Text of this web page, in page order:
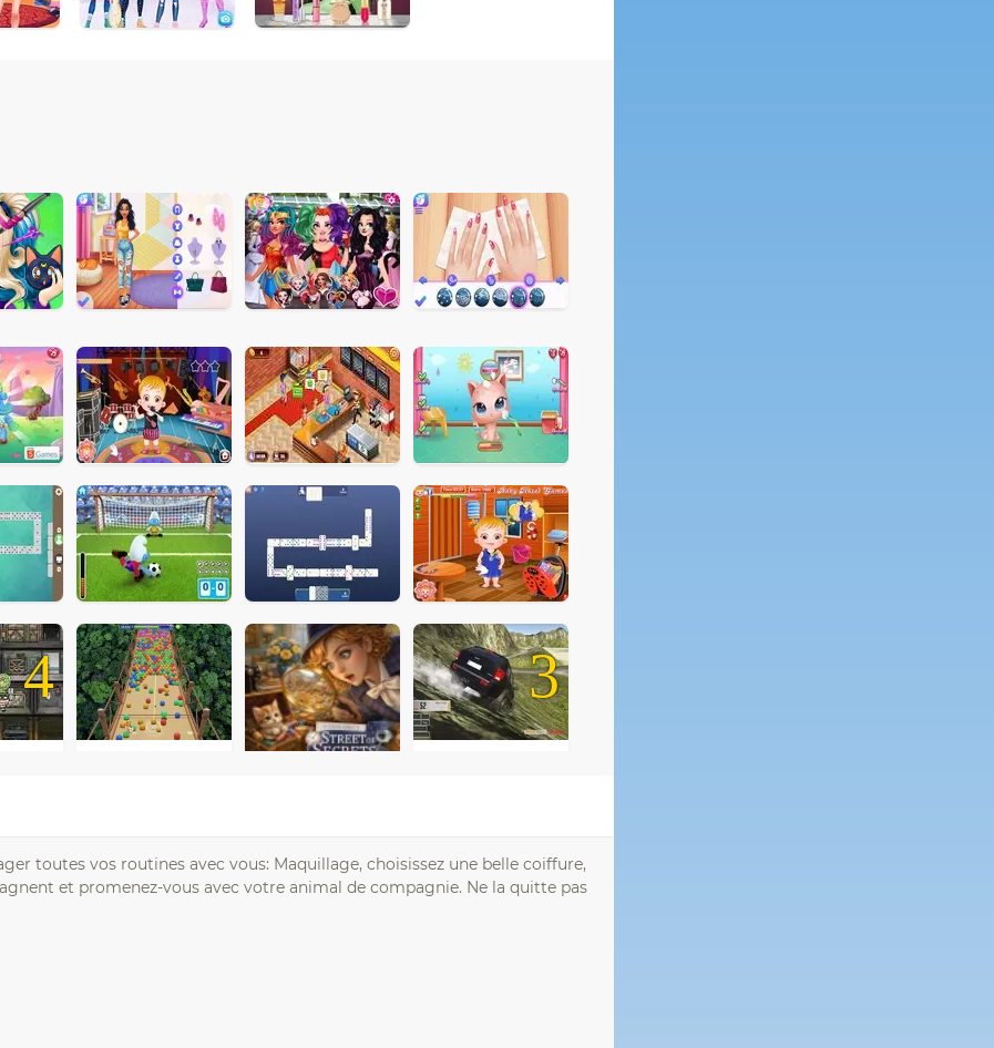
4 3
toutes vos routines avec vous: Maquillage, choisissez une belle coiffure,
et promenez-vous avec votre animal de compagnie. Ne la quitte pas